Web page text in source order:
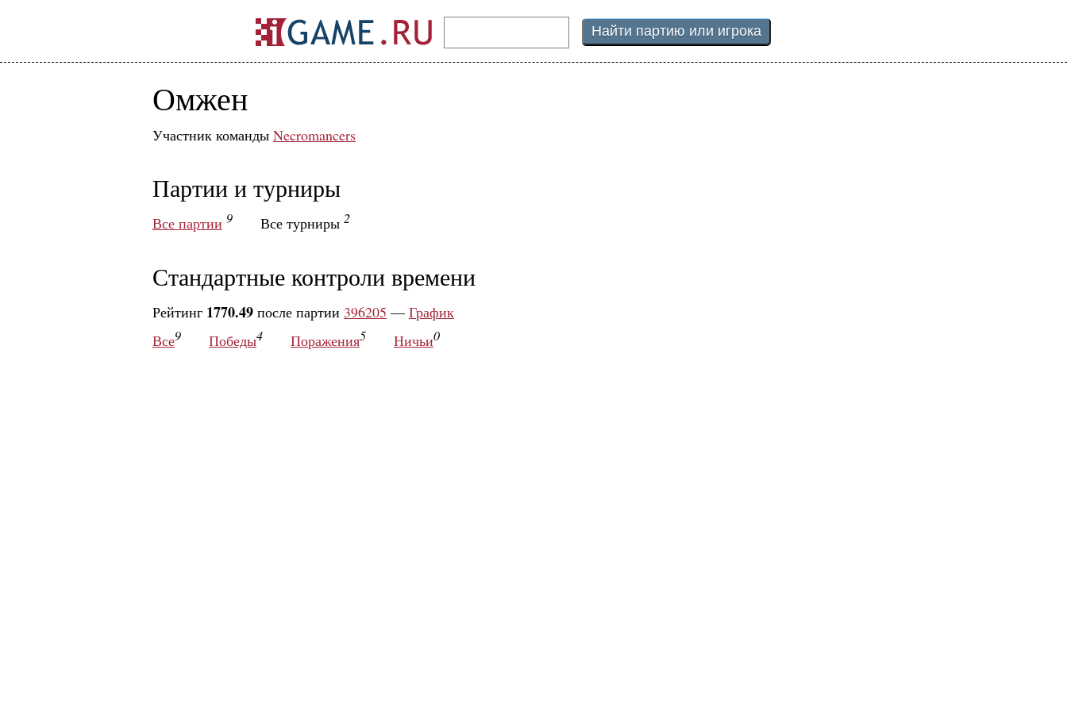
Омжен
Участник команды Necromancers
Партии и турниры
Все партии 9 Все турниры 2
Стандартные контроли времени
Рейтинг 1770.49 после партии 396205 — График
Все9 Победы4 Поражения5 Ничьи0